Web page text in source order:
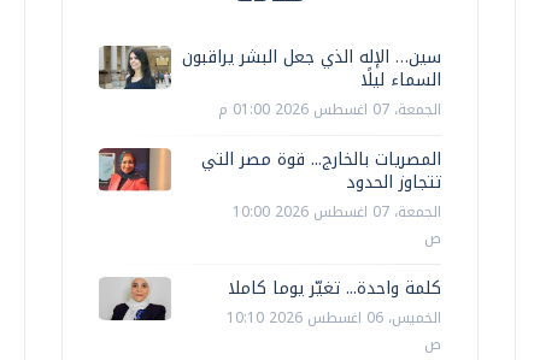
سين… الإله الذي جعل البشر يراقبون
السماء ليلًا
الجمعة، 07 اغسطس 2026 01:00 م
المصريات بالخارج... قوة مصر التي
تتجاوز الحدود
الجمعة، 07 اغسطس 2026 10:00
ص
كلمة واحدة... تغيّر يوما كاملا
الخميس، 06 اغسطس 2026 10:10
ص